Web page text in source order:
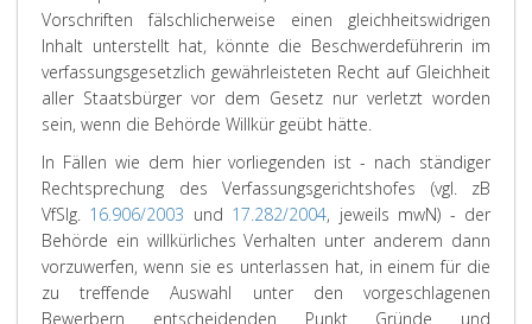
Vorschriften fälschlicherweise einen gleichheitswidrigen
Inhalt unterstellt hat, könnte die Beschwerdeführerin im
verfassungsgesetzlich gewährleisteten Recht auf Gleichheit
aller Staatsbürger vor dem Gesetz nur verletzt worden
sein, wenn die Behörde Willkür geübt hätte.
In Fällen wie dem hier vorliegenden ist - nach ständiger
Rechtsprechung des Verfassungsgerichtshofes (vgl. zB
VfSlg. 16.906/2003 und 17.282/2004, jeweils mwN) - der
Behörde ein willkürliches Verhalten unter anderem dann
vorzuwerfen, wenn sie es unterlassen hat, in einem für die
zu treffende Auswahl unter den vorgeschlagenen
Bewerbern entscheidenden Punkt Gründe und